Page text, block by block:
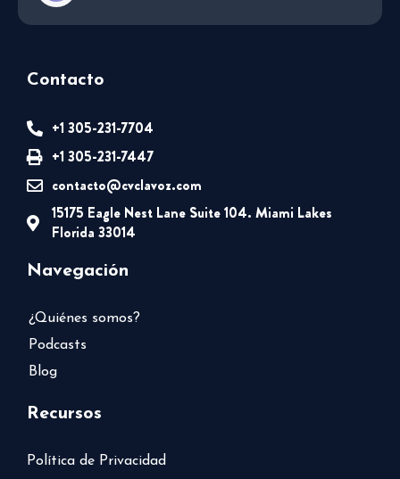
Contacto
+1 305-231-7704
+1 305-231-7447
contacto@cvclavoz.com
15175 Eagle Nest Lane Suite 104. Miami Lakes
Florida 33014
Navegación
¿Quiénes somos?
Podcasts
Blog
Recursos
Política de Privacidad